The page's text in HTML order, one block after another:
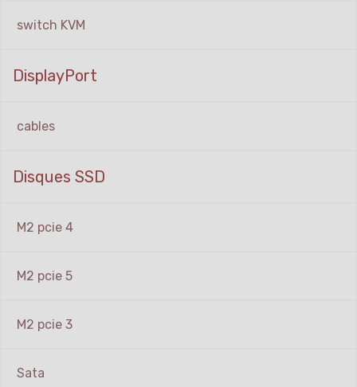
switch KVM
DisplayPort
cables
Disques SSD
M2 pcie 4
M2 pcie 5
M2 pcie 3
Sata